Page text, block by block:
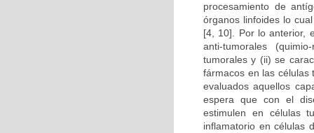
procesamiento de
órganos linfoides lo
[4, 10]. Por lo anterior,
anti-tumorales
tumorales y (ii) se
fármacos en las células
evaluados aquellos
espera que con el
estimulen en células
inflamatorio en células